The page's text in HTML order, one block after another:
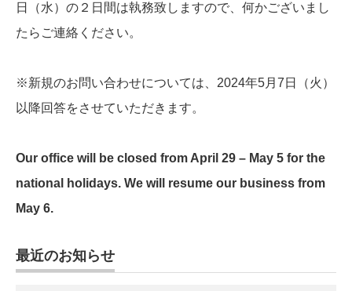
日（水）の２日間は執務致しますので、何かございまし
たらご連絡ください。
※新規のお問い合わせについては、2024年5月7日（火）
以降回答をさせていただきます。
Our office will be closed from April 29 – May 5 for the
national holidays. We will resume our business from
May 6.
最近のお知らせ